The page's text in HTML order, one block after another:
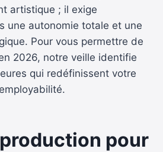
artistique ; il exige
une autonomie totale et une
Pour vous permettre de
2026, notre veille identifie
qui redéfinissent votre
production pour